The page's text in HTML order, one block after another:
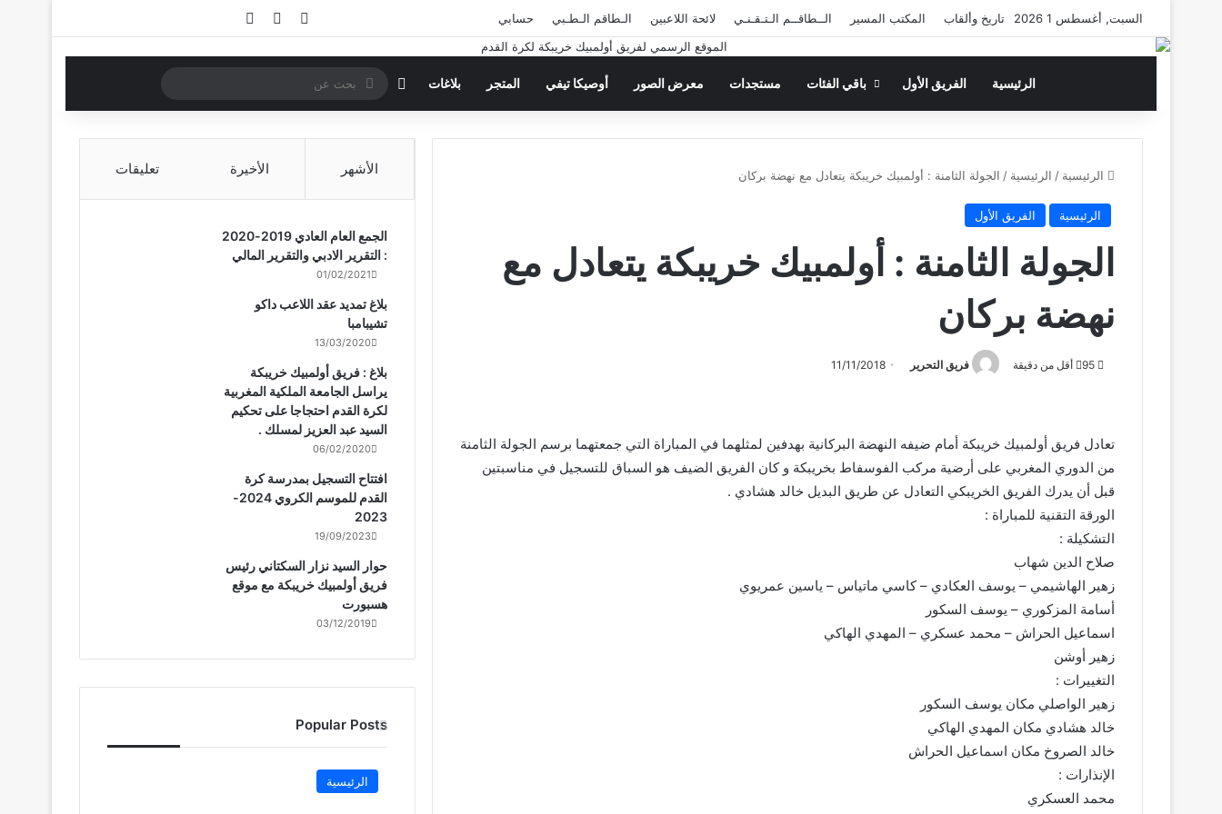
السبت, أغسطس 1 2026 تاريخ وألقاب المكتب المسير الــطاقــم الـتـقـنـي لائحة اللاعبين الـطاقم الـطـبي حسابي تسجيل الدخول
مقال عشوائي
الرئيسية الفريق الأول باقي الفئات مستجدات معرض الصور أوصيكا تيفي المتجر بلاغات الوضع المظلم
بحث
عن
الرئيسية / الرئيسية / الجولة الثامنة : أولمبيك خريبكة يتعادل مع نهضة بركان
الرئيسية الفريق الأول
الجولة الثامنة : أولمبيك خريبكة يتعادل مع
نهضة بركان
فريق التحرير 11/11/2018 أقل من دقيقة
تعادل فريق أولمبيك خريبكة أمام ضيفه النهضة البركانية بهدفين لمثلهما في المباراة التي جمعتهما برسم الجولة الثامنة
من الدوري المغربي على أرضية مركب الفوسفاط بخريبكة و كان الفريق الضيف هو السباق للتسجيل في مناسبتين
قبل أن يدرك الفريق الخريبكي التعادل عن طريق البديل خالد هشادي .
الورقة التقنية للمباراة :
التشكيلة :
صلاح الدين شهاب
زهير الهاشيمي – يوسف العكادي – كاسي ماتياس – ياسين عمريوي
أسامة المزكوري – يوسف السكور
اسماعيل الحراش – محمد عسكري – المهدي الهاكي
زهير أوشن
التغييرات :
زهير الواصلي مكان يوسف السكور
خالد هشادي مكان المهدي الهاكي
خالد الصروخ مكان اسماعيل الحراش
الإنذارات :
محمد العسكري
الأشهر الأخيرة تعليقات
الجمع العام العادي 2019-2020
: التقرير الادبي والتقرير المالي
01/02/2021
بلاغ تمديد عقد اللاعب داكو
تشيبامبا
13/03/2020
بلاغ : فريق أولمبيك خريبكة
يراسل الجامعة الملكية المغربية
لكرة القدم احتجاجا على تحكيم
السيد عبد العزيز لمسلك .
06/02/2020
افتتاح التسجيل بمدرسة كرة
القدم للموسم الكروي 2024-
2023
19/09/2023
حوار السيد نزار السكتاني رئيس
فريق أولمبيك خريبكة مع موقع
هسبورت
03/12/2019
Popular Posts
الرئيسية